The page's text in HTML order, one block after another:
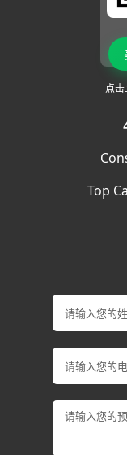
点
Top